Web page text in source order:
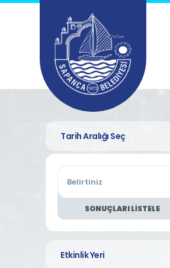
Tarih Aralığı Seç
SONUÇLARI LISTELE
Etkinlik Yeri